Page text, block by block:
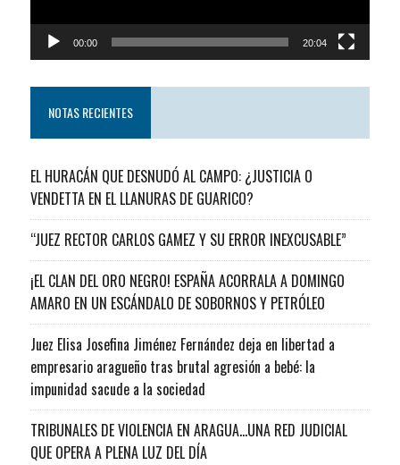
00:00 20:04
NOTAS RECIENTES
EL HURACÁN QUE DESNUDÓ AL CAMPO: ¿JUSTICIA O
VENDETTA EN EL LLANURAS DE GUARICO?
“JUEZ RECTOR CARLOS GAMEZ Y SU ERROR INEXCUSABLE”
¡EL CLAN DEL ORO NEGRO! ESPAÑA ACORRALA A DOMINGO
AMARO EN UN ESCÁNDALO DE SOBORNOS Y PETRÓLEO
Juez Elisa Josefina Jiménez Fernández deja en libertad a
empresario aragueño tras brutal agresión a bebé: la
impunidad sacude a la sociedad
TRIBUNALES DE VIOLENCIA EN ARAGUA…UNA RED JUDICIAL
QUE OPERA A PLENA LUZ DEL DÍA